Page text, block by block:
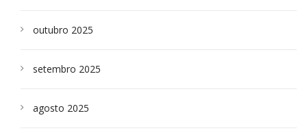
outubro 2025
setembro 2025
agosto 2025